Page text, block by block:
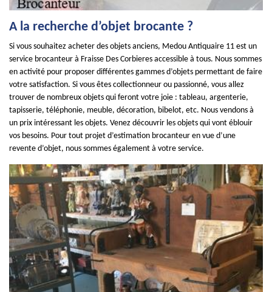
A la recherche d’objet brocante ?
Si vous souhaitez acheter des objets anciens, Medou Antiquaire 11 est un
service brocanteur à Fraisse Des Corbieres accessible à tous. Nous sommes
en activité pour proposer différentes gammes d’objets permettant de faire
votre satisfaction. Si vous êtes collectionneur ou passionné, vous allez
trouver de nombreux objets qui feront votre joie : tableau, argenterie,
tapisserie, téléphonie, meuble, décoration, bibelot, etc. Nous vendons à
un prix intéressant les objets. Venez découvrir les objets qui vont éblouir
vos besoins. Pour tout projet d’estimation brocanteur en vue d’une
revente d’objet, nous sommes également à votre service.